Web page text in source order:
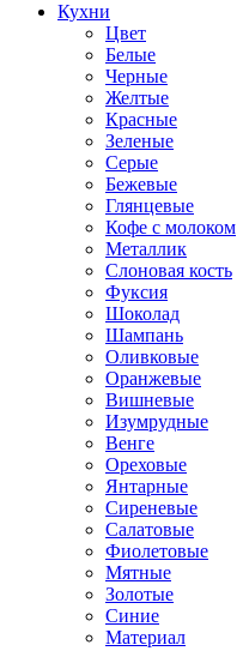
Кухни
Цвет
Белые
Черные
Желтые
Красные
Зеленые
Серые
Бежевые
Глянцевые
Кофе с молоком
Металлик
Слоновая кость
Фуксия
Шоколад
Шампань
Оливковые
Оранжевые
Вишневые
Изумрудные
Венге
Ореховые
Янтарные
Сиреневые
Салатовые
Фиолетовые
Мятные
Золотые
Синие
Материал